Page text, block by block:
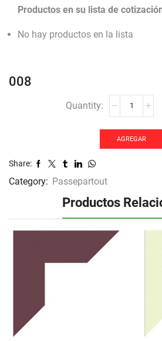
Productos en su lista de
No hay productos en la lista
008
AGREGAR
Share:
Category: Passepartout
Productos